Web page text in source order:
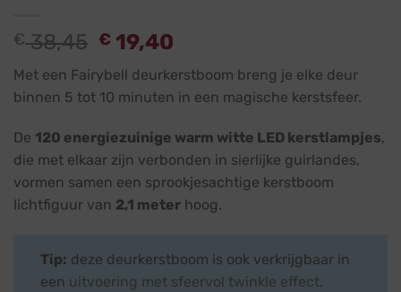
€38,45 € 19,40
Met een Fairybell deurkerstboom breng je elke deur
binnen 5 tot 10 minuten in een magische kerstsfeer.
De 120 energiezuinige warm witte LED kerstlampjes,
die met elkaar zijn verbonden in sierlijke guirlandes,
vormen samen een sprookjesachtige kerstboom
lichtfiguur van 2,1 meter hoog.
Tip: deze deurkerstboom is ook verkrijgbaar in
een uitvoering met sfeervol twinkle effect.